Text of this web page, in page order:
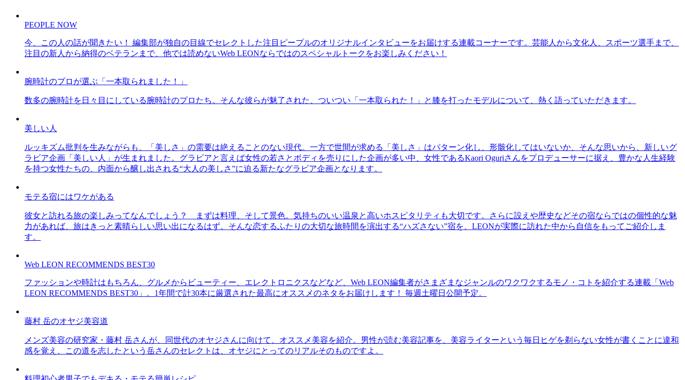
PEOPLE NOW
今、この人の話が聞きたい！ 編集部が独自の目線でセレクトした注目ピープルのオリジナルインタビューをお届けする連載コーナーです。芸能人から文化人、スポーツ選手まで、
注目の新人から納得のベテランまで、他では読めないWeb LEONならではのスペシャルトークをお楽しみください！
腕時計のプロが選ぶ「一本取られました！」
数多の腕時計を日々目にしている腕時計のプロたち。そんな彼らが魅了された、ついつい「一本取られた！」と膝を打ったモデルについて、熱く語っていただきます。
美しい人
ルッキズム批判を生みながらも、「美しさ」の需要は絶えることのない現代。一方で世間が求める「美しさ」はパターン化し、形骸化してはいないか、そんな思いから、新しいグ
ラビア企画「美しい人」が生まれました。グラビアと言えば女性の若さとボディを売りにした企画が多い中、女性であるKaori Oguriさんをプロデューサーに据え、豊かな人生経験
を持つ女性たちの、内面から醸し出される“大人の美しさ”に迫る新たなグラビア企画となります。
モテる宿にはワケがある
彼女と訪れる旅の楽しみってなんでしょう？ まずは料理、そして景色。気持ちのいい温泉と高いホスピタリティも大切です。さらに設えや歴史などその宿ならではの個性的な魅
力があれば、旅はきっと素晴らしい思い出になるはず。そんな恋するふたりの大切な旅時間を演出する“ハズさない”宿を、LEONが実際に訪れた中から自信をもってご紹介しま
す。
Web LEON RECOMMENDS BEST30
ファッションや時計はもちろん、グルメからビューティー、エレクトロニクスなどなど、Web LEON編集者がさまざまなジャンルのワクワクするモノ・コトを紹介する連載「Web
LEON RECOMMENDS BEST30」。1年間で計30本に厳選された最高にオススメのネタをお届けします！ 毎週土曜日公開予定。
藤村 岳のオヤジ美容道
メンズ美容の研究家・藤村 岳さんが、同世代のオヤジさんに向けて、オススメ美容を紹介。男性が読む美容記事を、美容ライターという毎日ヒゲを剃らない女性が書くことに違和
感を覚え、この道を志したという岳さんのセレクトは、オヤジにとってのリアルそのものですよ。